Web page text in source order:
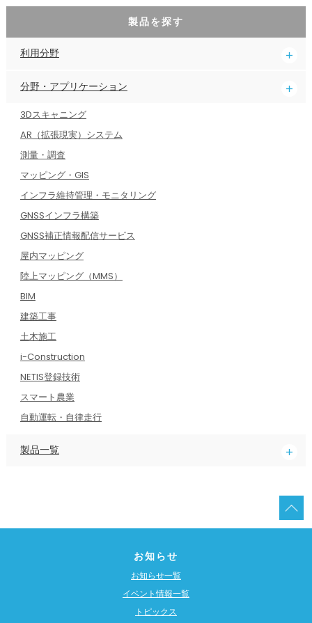
製品を探す
利用分野
分野・アプリケーション
3Dスキャニング
AR（拡張現実）システム
測量・調査
マッピング・GIS
インフラ維持管理・モニタリング
GNSSインフラ構築
GNSS補正情報配信サービス
屋内マッピング
陸上マッピング（MMS）
BIM
建築工事
土木施工
i-Construction
NETIS登録技術
スマート農業
自動運転・自律走行
製品一覧
お知らせ
お知らせ一覧
イベント情報一覧
トピックス